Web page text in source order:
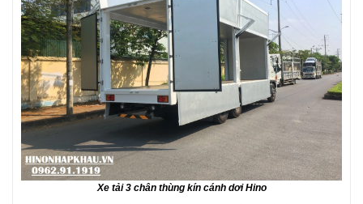
Xe tải 3 chân thùng kín cánh dơi Hino